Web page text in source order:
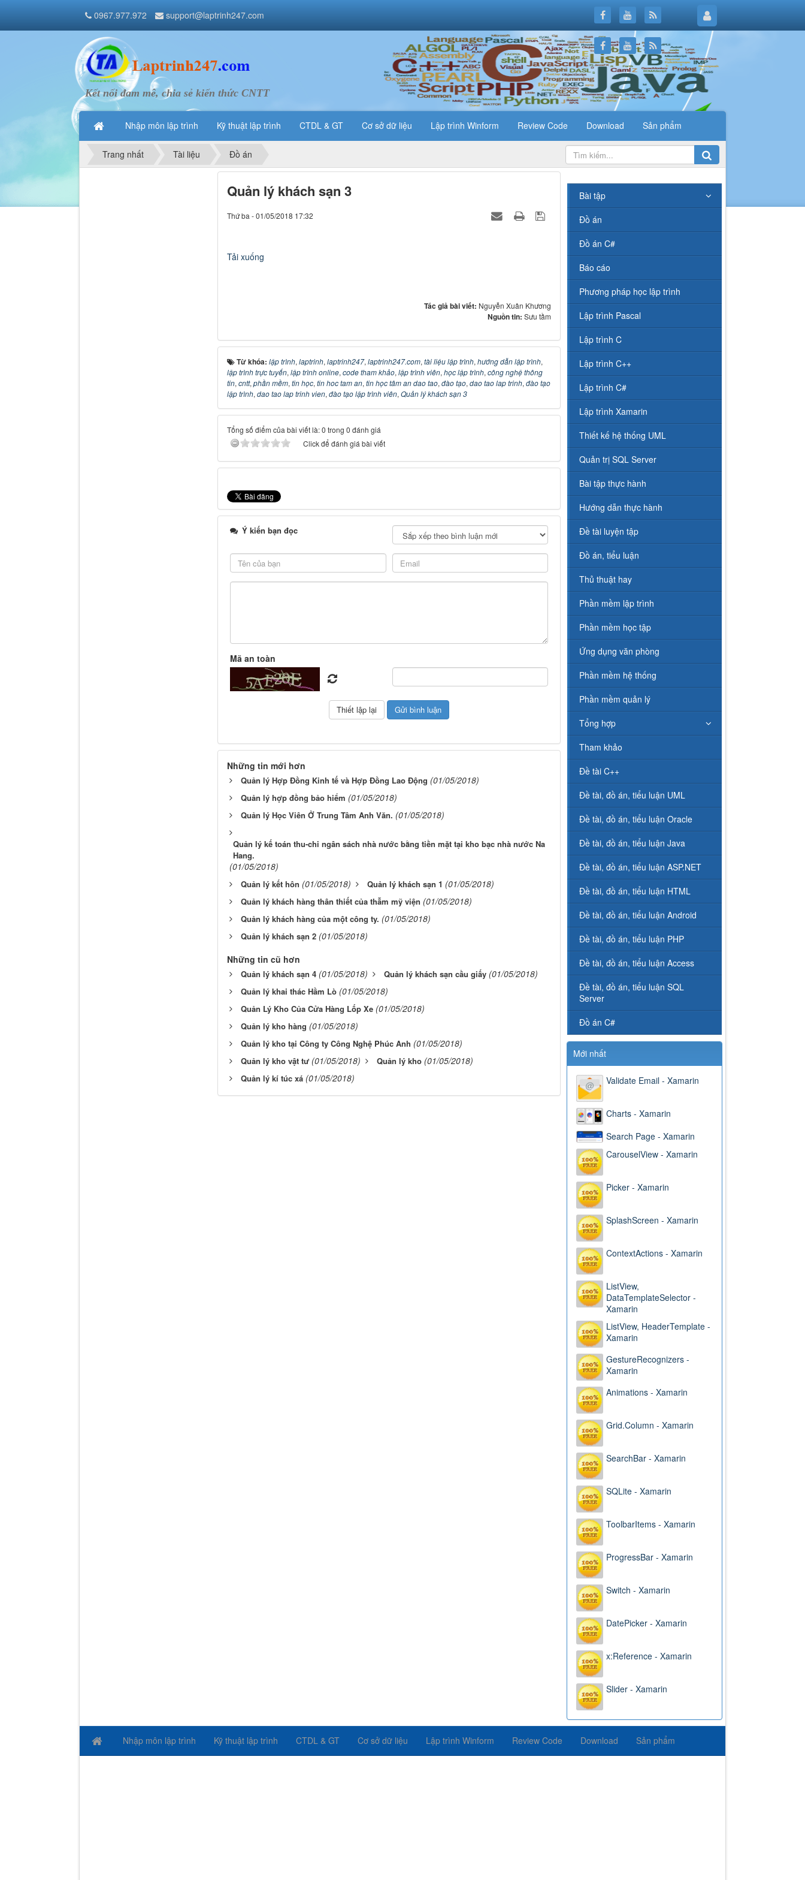
Kết nối đam mê, chia sẻ kiến thức CNTT
Nhập môn lập trình Kỹ thuật lập trình CTDL & GT Cơ sở dữ liệu Lập trình Winform Review Code Download Sản phẩm
0967.977.972 support@laptrinh247.com
Trang nhất Tài liệu Đồ án
Quản lý khách sạn 3
Thứ ba - 01/05/2018 17:32
Tải xuống
Tác giả bài viết: Nguyễn Xuân Khương
Nguồn tin:Sưu tầm
Từ khóa: lập trình, laptrinh, laptrinh247, laptrinh247.com, tài liệu lập trình, hướng dẫn lập trình,
lập trình trực tuyến, lập trình online, code tham khảo, lập trình viên, học lập trình, công nghệ thông
tin, cntt, phần mềm, tin học, tin hoc tam an, tin học tâm an dao tao, đào tạo, dao tao lap trinh, đào tạo
lập trình, dao tao lap trinh vien, đào tạo lập trình viên, Quản lý khách sạn 3
Tổng số điểm của bài viết là: 0 trong 0 đánh giá
Click để đánh giá bài viết
Ý kiến bạn đọc
Mã an toàn
Những tin mới hơn
Quản lý Hợp Đồng Kinh tế và Hợp Đồng Lao Động (01/05/2018)
Quản lý hợp đồng bảo hiểm (01/05/2018)
Quản lý Học Viên Ở Trung Tâm Anh Văn. (01/05/2018)
Quản lý kế toán thu-chi ngân sách nhà nước bằng tiền mặt tại kho bạc nhà nước Na
Hang.
(01/05/2018)
Quản lý kết hôn (01/05/2018) Quản lý khách sạn 1 (01/05/2018)
Quản lý khách hàng thân thiết của thẫm mỹ viện (01/05/2018)
Quản lý khách hàng của một công ty. (01/05/2018)
Quản lý khách sạn 2 (01/05/2018)
Những tin cũ hơn
Quản lý khách sạn 4 (01/05/2018) Quản lý khách sạn cầu giấy (01/05/2018)
Quản lý khai thác Hầm Lò (01/05/2018)
Quản Lý Kho Của Cửa Hàng Lốp Xe (01/05/2018)
Quản lý kho hàng (01/05/2018)
Quản lý kho tại Công ty Công Nghệ Phúc Anh (01/05/2018)
Quản lý kho vật tư (01/05/2018) Quản lý kho (01/05/2018)
Quản lý kí túc xá (01/05/2018)
Bài tập
Đồ án
Đồ án C#
Báo cáo
Phương pháp học lập trình
Lập trình Pascal
Lập trình C
Lập trình C++
Lập trình C#
Lập trình Xamarin
Thiết kế hệ thống UML
Quản trị SQL Server
Bài tập thực hành
Hướng dẫn thực hành
Đề tài luyện tập
Đồ án, tiểu luận
Thủ thuật hay
Phần mềm lập trình
Phần mềm học tập
Ứng dụng văn phòng
Phần mềm hệ thống
Phần mềm quản lý
Tổng hợp
Tham khảo
Đề tài C++
Đề tài, đồ án, tiểu luận UML
Đề tài, đồ án, tiểu luận Oracle
Đề tài, đồ án, tiểu luận Java
Đề tài, đồ án, tiểu luận ASP.NET
Đề tài, đồ án, tiểu luận HTML
Đề tài, đồ án, tiểu luận Android
Đề tài, đồ án, tiểu luận PHP
Đề tài, đồ án, tiểu luận Access
Đề tài, đồ án, tiểu luận SQL
Server
Đồ án C#
Mới nhất
Validate Email - Xamarin
Charts - Xamarin
Search Page - Xamarin
CarouselView - Xamarin
Picker - Xamarin
SplashScreen - Xamarin
ContextActions - Xamarin
ListView,
DataTemplateSelector -
Xamarin
ListView, HeaderTemplate -
Xamarin
GestureRecognizers -
Xamarin
Animations - Xamarin
Grid.Column - Xamarin
SearchBar - Xamarin
SQLite - Xamarin
ToolbarItems - Xamarin
ProgressBar - Xamarin
Switch - Xamarin
DatePicker - Xamarin
x:Reference - Xamarin
Slider - Xamarin
Nhập môn lập trình Kỹ thuật lập trình CTDL & GT Cơ sở dữ liệu Lập trình Winform Review Code Download Sản phẩm